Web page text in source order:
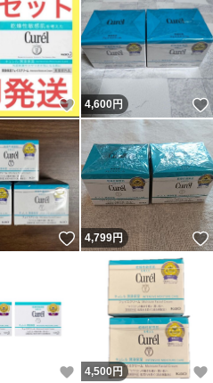
いいね！
4,600円
いいね！
4,799円
いいね！
4,500円